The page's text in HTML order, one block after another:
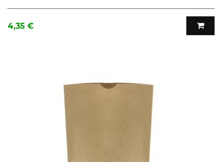
Precio
4,35 €